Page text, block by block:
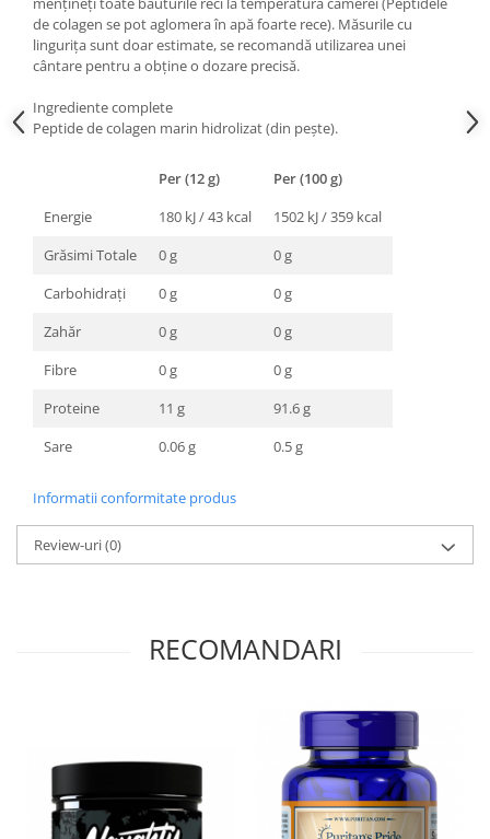
de colagen se pot aglomera în apă foarte rece). Măsurile cu
lingurița sunt doar estimate, se recomandă utilizarea unei
cântare pentru a obține o dozare precisă.
Ingrediente complete
Peptide de colagen marin hidrolizat (din pește).
Per (12 g)
Per (100 g)
Energie
180 kJ / 43 kcal
1502 kJ / 359 kcal
Grăsimi Totale
0 g
0 g
Carbohidrați
0 g
0 g
Zahăr
0 g
0 g
Fibre
0 g
0 g
Proteine
11 g
91.6 g
Sare
0.06 g 0.5 g
Informatii conformitate produs
Review-uri(0)
RECOMANDARI